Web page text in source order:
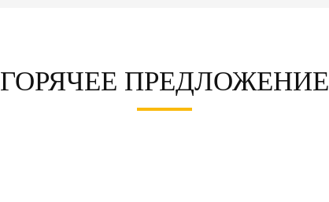
ГОРЯЧЕЕ ПРЕДЛОЖЕНИЕ